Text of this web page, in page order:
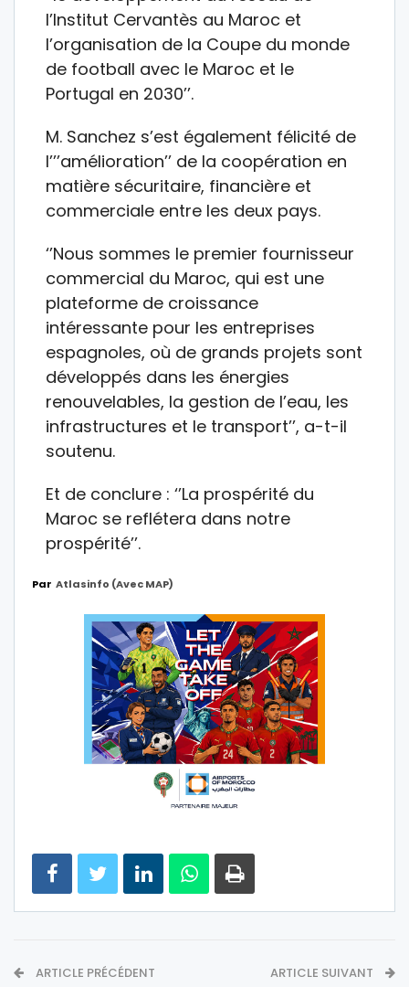
l’Institut Cervantès au Maroc et
l’organisation de la Coupe du monde
de football avec le Maroc et le
Portugal en 2030’’.
M. Sanchez s’est également félicité de
l’’’amélioration’’ de la coopération en
matière sécuritaire, financière et
commerciale entre les deux pays.
‘’Nous sommes le premier fournisseur
commercial du Maroc, qui est une
plateforme de croissance
intéressante pour les entreprises
espagnoles, où de grands projets sont
développés dans les énergies
renouvelables, la gestion de l’eau, les
infrastructures et le transport’’, a-t-il
soutenu.
Et de conclure : ‘’La prospérité du
Maroc se reflétera dans notre
prospérité’’.
Par Atlasinfo (avec MAP)
ARTICLE PRÉCÉDENT ARTICLE SUIVANT